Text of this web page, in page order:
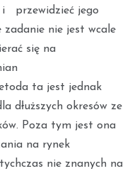
i przewidzieć jego
zadanie nie jest wcale
się na
ta jest jednak
dłuższych okresów ze
Poza tym jest ona
na rynek
nie znanych na